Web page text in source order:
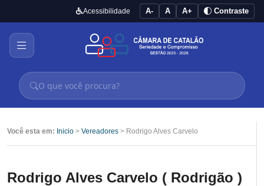
Acessibilidade A- A A+ Contraste
Você esta em: Inicio > Vereadores > Rodrigo Alves Carvelo
Rodrigo Alves Carvelo ( Rodrigão )